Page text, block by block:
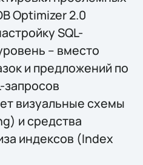
Optimizer 2.0
SQL-
– вместо
и предложений по
запросов
визуальные схемы
и средства
индексов (Index